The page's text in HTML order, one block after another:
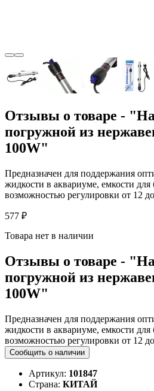
Отзывы о товаре -
погружной из
100W"
Предназначен для поддержания
жидкости в аквариуме, емкости
возможностью регулировки от 12
577 ₽
Товара нет в наличии
Отзывы о товаре -
погружной из
100W"
Предназначен для поддержания
жидкости в аквариуме, емкости
возможностью регулировки от 12
Сообщить о наличии
Артикул: 101847
Страна: КИТАЙ